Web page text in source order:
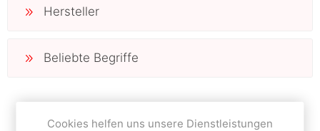
Hersteller
Beliebte Begriffe
Cookies helfen uns unsere Dienstleistungen